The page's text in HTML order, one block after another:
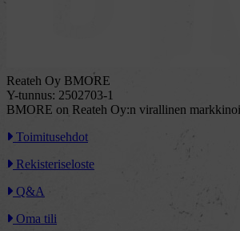
Reateh Oy BMORE
Y-tunnus: 2502703-1
BMORE on Reateh Oy:n virallinen
Toimitusehdot
Rekisteriseloste
Q&A
Oma tili